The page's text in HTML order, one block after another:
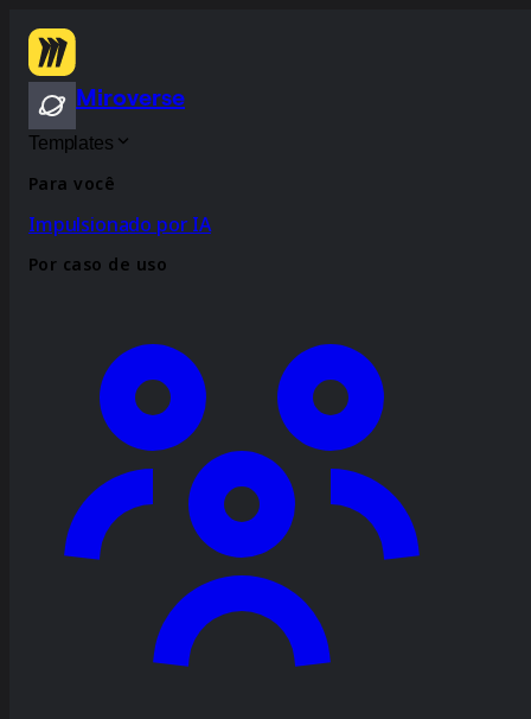
Miroverse
Templates
Para você
Impulsionado por IA
Por caso de uso